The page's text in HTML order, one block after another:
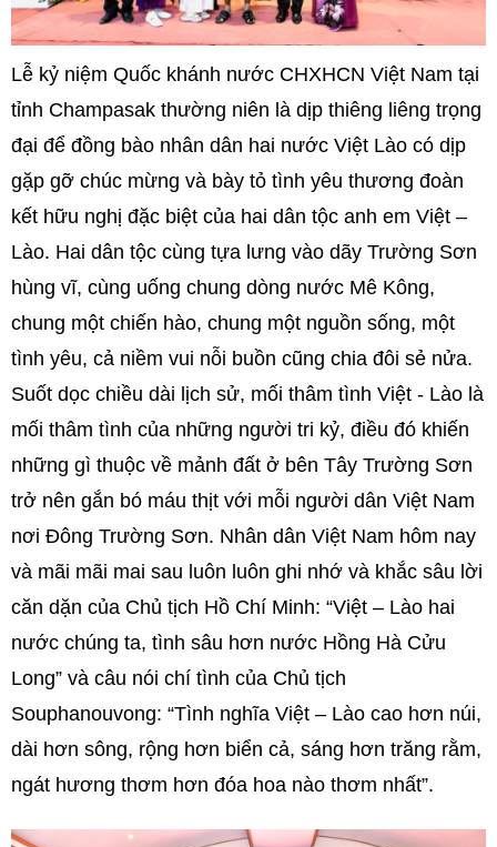
Lễ kỷ niệm Quốc khánh nước CHXHCN Việt Nam tại
tỉnh Champasak thường niên là dịp thiêng liêng trọng
đại để đồng bào nhân dân hai nước Việt Lào có dịp
gặp gỡ chúc mừng và bày tỏ tình yêu thương đoàn
kết hữu nghị đặc biệt của hai dân tộc anh em Việt –
Lào. Hai dân tộc cùng tựa lưng vào dãy Trường Sơn
hùng vĩ, cùng uống chung dòng nước Mê Kông,
chung một chiến hào, chung một nguồn sống, một
tình yêu, cả niềm vui nỗi buồn cũng chia đôi sẻ nửa.
Suốt dọc chiều dài lịch sử, mối thâm tình Việt - Lào là
mối thâm tình của những người tri kỷ, điều đó khiến
những gì thuộc về mảnh đất ở bên Tây Trường Sơn
trở nên gắn bó máu thịt với mỗi người dân Việt Nam
nơi Đông Trường Sơn. Nhân dân Việt Nam hôm nay
và mãi mãi mai sau luôn luôn ghi nhớ và khắc sâu lời
căn dặn của Chủ tịch Hồ Chí Minh: “Việt – Lào hai
nước chúng ta, tình sâu hơn nước Hồng Hà Cửu
Long” và câu nói chí tình của Chủ tịch
Souphanouvong: “Tình nghĩa Việt – Lào cao hơn núi,
dài hơn sông, rộng hơn biển cả, sáng hơn trăng rằm,
ngát hương thơm hơn đóa hoa nào thơm nhất”.